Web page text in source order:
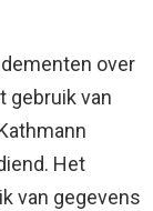
over
gebruik van
Het
van gegevens